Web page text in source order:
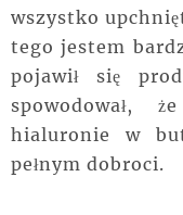
wszystko
tego jestem
pojawił się
spowodował,
hialuronie w
pełnym dobroci.